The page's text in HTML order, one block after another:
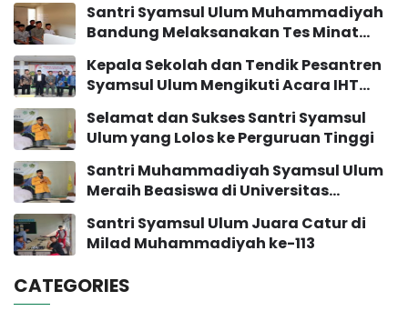
Santri Syamsul Ulum Muhammadiyah
Bandung Melaksanakan Tes Minat
Kepala Sekolah dan Tendik Pesantren
Syamsul Ulum Mengikuti Acara IHT
Selamat dan Sukses Santri Syamsul
Ulum yang Lolos ke Perguruan Tinggi
Santri Muhammadiyah Syamsul Ulum
Meraih Beasiswa di Universitas
Santri Syamsul Ulum Juara Catur di
Milad Muhammadiyah ke-113
CATEGORIES